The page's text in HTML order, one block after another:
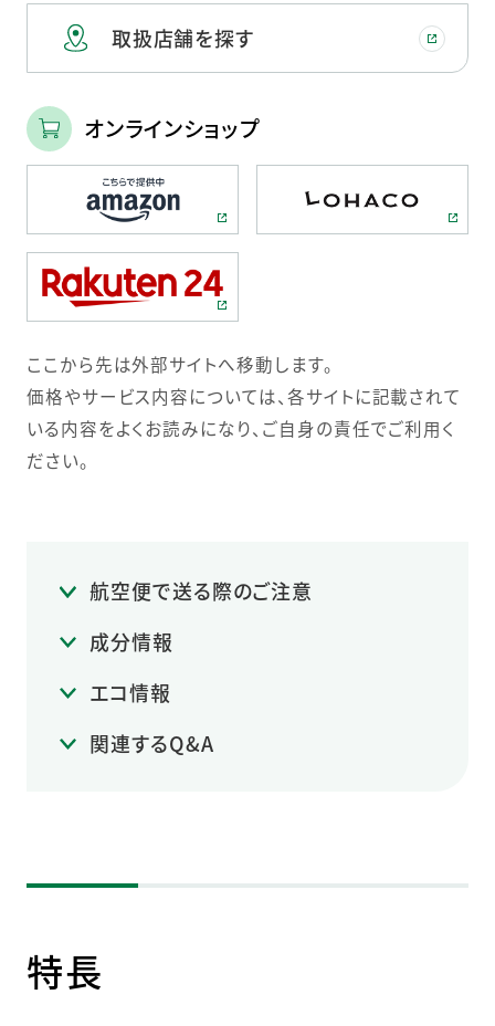
取扱店舗を探す
オンラインショップ
ここから先は外部サイトへ移動します。
価格やサービス内容については、各サイトに記載されて
いる内容をよくお読みになり、ご自身の責任でご利用く
ださい。
航空便で送る際のご注意
成分情報
エコ情報
関連するQ&A
特長